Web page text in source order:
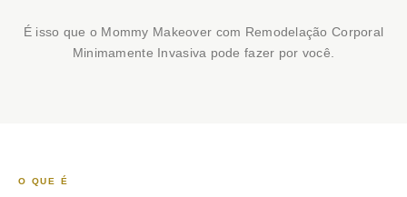
É isso que o Mommy Makeover com Remodelação Corporal
Minimamente Invasiva pode fazer por você.
O QUE É